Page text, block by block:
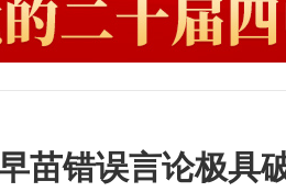
苗错误言论极具